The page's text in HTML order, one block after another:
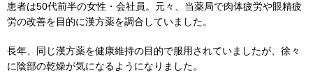
患者は50代前半の女性・会社員。元々、当薬局で肉体疲労や眼精疲
労の改善を目的に漢方薬を調合していました。
長年、同じ漢方薬を健康維持の目的で服用されていましたが、徐々
に陰部の乾燥が気になるようになりました。